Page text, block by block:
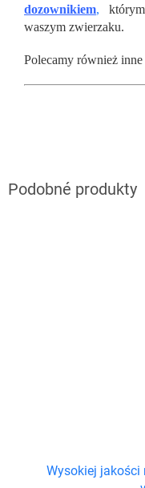
dozownikiem,
waszym zwierzaku.
Polecamy również inne
Wysokiej jakości